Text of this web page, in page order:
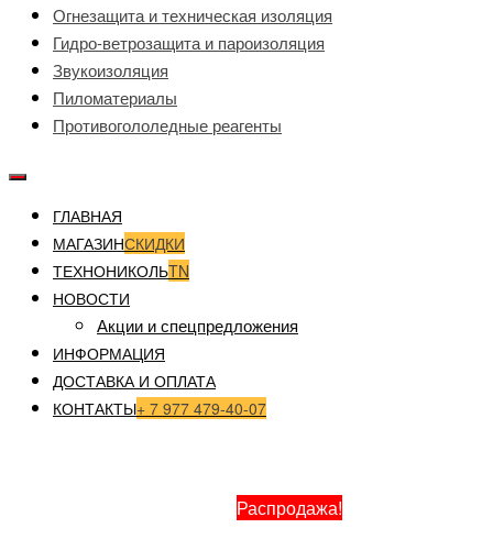
Огнезащита и техническая изоляция
Гидро-ветрозащита и пароизоляция
Звукоизоляция
Пиломатериалы
Противогололедные реагенты
ГЛАВНАЯ
МАГАЗИНСКИДКИ
ТЕХНОНИКОЛЬTN
НОВОСТИ
Акции и спецпредложения
ИНФОРМАЦИЯ
ДОСТАВКА И ОПЛАТА
КОНТАКТЫ+ 7 977 479-40-07
Распродажа!